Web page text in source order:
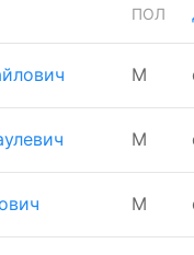
ПОЛ
М
М
М